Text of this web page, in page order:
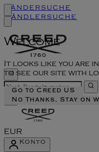
Welcome
It looks like you are
to see our site with
Go to Creed US
No Thanks, Stay on
Ländersuche
Händlersuche
EUR
Konto